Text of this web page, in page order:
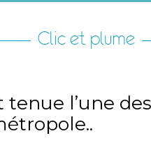
Clic et plume
tenue l’une